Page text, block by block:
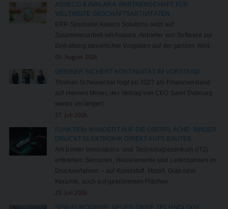
ASSECO & AVALARA: PARTNERSCHAFT FÜR
WELTWEITE GESCHÄFTSAKTIVITÄTEN
ERP-Spezialist Asseco Solutions setzt auf
Zusammenarbeit mit Avalara, Anbieter von Software zur
Einhaltung steuerlicher Vorgaben auf der ganzen Welt.
03. August 2026
GREINER SICHERT KONTINUITÄT IM VORSTAND
Thomas Scheurecker folgt ab 2027 als Finanzvorstand
auf Hannes Moser, der Vertrag von CEO Saori Dubourg
wurde verlängert.
27. Juli 2026
FUNKTION WANDERT AUF DIE OBERFLÄCHE: BINDER
DRUCKT ELEKTRONIK DIREKT AUFS BAUTEIL
Am binder Innovations- und Technologiezentrum (ITZ)
entstehen Sensoren, Heizelemente und Leiterbahnen im
Druckverfahren – auf Kunststoff, Metall, Glas oder
Keramik, auch auf gekrümmten Flächen.
23. Juli 2026
SEW-EURODRIVE: NEUES DRIVE TECHNOLOGY